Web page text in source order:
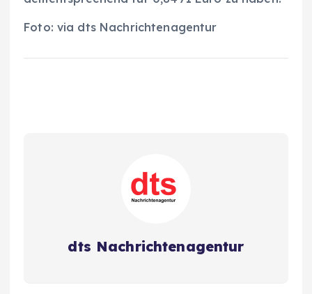
Foto: via dts Nachrichtenagentur
dts Nachrichtenagentur